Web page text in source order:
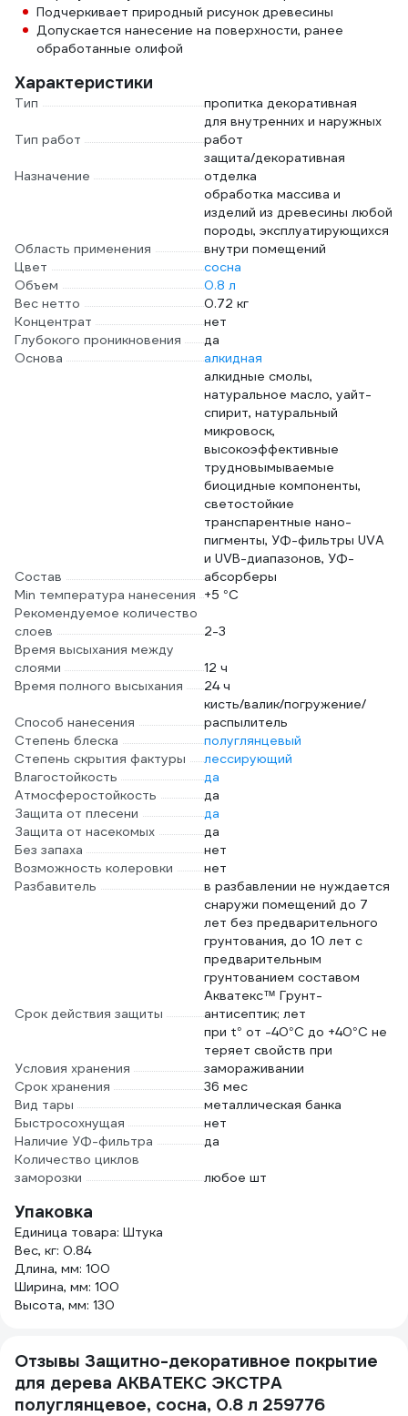
Подчеркивает природный рисунок древесины
Допускается нанесение на поверхности, ранее
обработанные олифой
Характеристики
Тип пропитка декоративная
Тип работ
для внутренних и наружных
работ
Назначение
защита/декоративная
отделка
Область применения
обработка массива и
изделий из древесины любой
породы, эксплуатирующихся
внутри помещений
Цвет
сосна
Объем
0.8 л
Вес нетто
0.72 кг
Концентрат
нет
Глубокого проникновения
да
Основа
алкидная
Состав
алкидные смолы,
натуральное масло, уайт-
спирит, натуральный
микровоск,
высокоэффективные
трудновымываемые
биоцидные компоненты,
светостойкие
транспарентные нано-
пигменты, УФ-фильтры UVA
и UVB-диапазонов, УФ-
абсорберы
Min температура нанесения
+5 °С
Рекомендуемое количество
слоев
2-3
Время высыхания между
слоями
12 ч
Время полного высыхания
24 ч
Способ нанесения
кисть/валик/погружение/
распылитель
Степень блеска
полуглянцевый
Степень скрытия фактуры
лессирующий
Влагостойкость
да
Атмосферостойкость
да
Защита от плесени
да
Защита от насекомых
да
Без запаха
нет
Возможность колеровки
нет
Разбавитель
в разбавлении не нуждается
Срок действия защиты
снаружи помещений до 7
лет без предварительного
грунтования, до 10 лет с
предварительным
грунтованием составом
Акватекс™ Грунт-
антисептик; лет
Условия хранения
при t° от -40°С до +40°С не
теряет свойств при
замораживании
Срок хранения
36 мес
Вид тары
металлическая банка
Быстросохнущая
нет
Наличие УФ-фильтра
да
Количество циклов
заморозки
любое шт
Упаковка
Единица товара: Штука
Вес, кг: 0.84
Длина, мм: 100
Ширина, мм: 100
Высота, мм: 130
Отзывы Защитно-декоративное покрытие
для дерева АКВАТЕКС ЭКСТРА
полуглянцевое, сосна, 0.8 л 259776